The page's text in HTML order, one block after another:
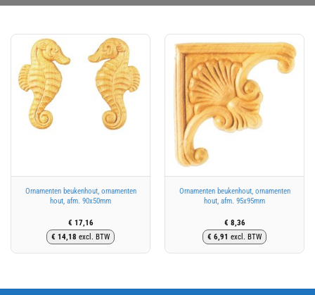
Ornamenten beukenhout, ornamenten
hout, afm. 90x50mm
€ 17,16
€ 14,18 excl. BTW
Ornamenten beukenhout, ornamenten
hout, afm. 95x95mm
€ 8,36
€ 6,91 excl. BTW